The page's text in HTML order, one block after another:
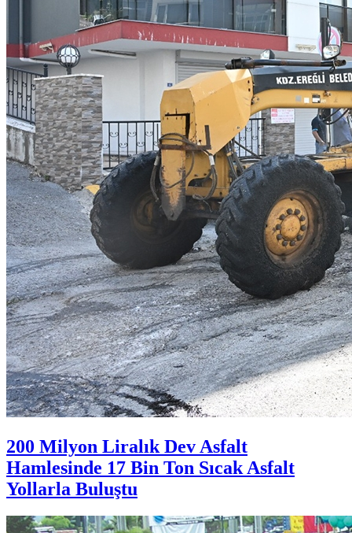
200 Milyon Liralık Dev Asfalt
Hamlesinde 17 Bin Ton Sıcak Asfalt
Yollarla Buluştu